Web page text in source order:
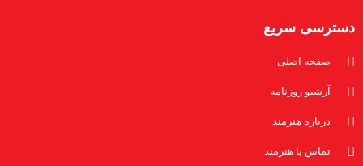
دسترسی سریع
صفحه اصلی
آرشیو روزنامه
درباره هنرمند
تماس با هنرمند